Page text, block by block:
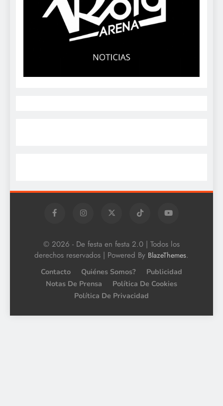
© 2026 - De festa en festa 2.0 | Todos los
derechos reservados | Powered By BlazeThemes.
Contacto Quiénes Somos?
Publicidad
Notas De Prensa
Política De Cookies
Política De Privacidad